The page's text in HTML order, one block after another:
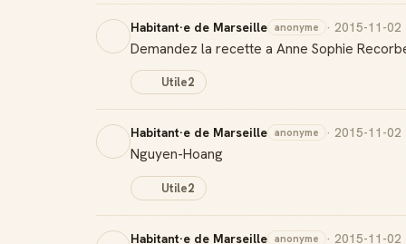
Habitant·e de Marseille anonyme · 2015-11-02
Demandez la recette a Anne Sophie
Utile2
Habitant·e de Marseille anonyme · 2015-11-02
Nguyen-Hoang
Utile2
Habitant·e de Marseille anonyme · 2015-11-02